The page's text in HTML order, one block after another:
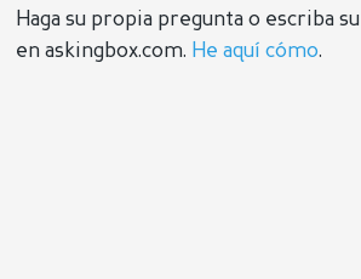
Haga su propia pregunta o escriba
en askingbox.com. He aquí cómo.